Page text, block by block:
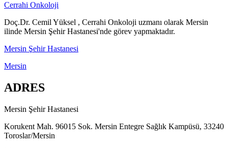
Cerrahi Onkoloji
Doç.Dr. Cemil Yüksel , Cerrahi Onkoloji uzmanı olarak Mersin
ilinde Mersin Şehir Hastanesi'nde görev yapmaktadır.
Mersin Şehir Hastanesi
Mersin
ADRES
Mersin Şehir Hastanesi
Korukent Mah. 96015 Sok. Mersin Entegre Sağlık Kampüsü, 33240
Toroslar/Mersin